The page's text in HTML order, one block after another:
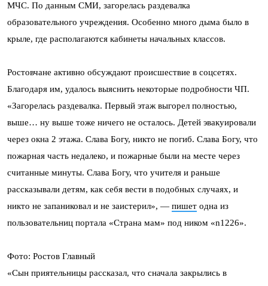
МЧС. По данным СМИ, загорелась раздевалка
образовательного учреждения. Особенно много дыма было в
крыле, где располагаются кабинеты начальных классов.
Ростовчане активно обсуждают происшествие в соцсетях.
Благодаря им, удалось выяснить некоторые подробности ЧП.
«Загорелась раздевалка. Первый этаж выгорел полностью,
выше… ну выше тоже ничего не осталось. Детей эвакуировали
через окна 2 этажа. Слава Богу, никто не погиб. Слава Богу, что
пожарная часть недалеко, и пожарные были на месте через
считанные минуты. Слава Богу, что учителя и раньше
рассказывали детям, как себя вести в подобных случаях, и
никто не запаниковал и не заистерил», — пишет одна из
пользовательниц портала «Страна мам» под ником «n1226».
Фото: Ростов Главный
«Сын приятельницы рассказал, что сначала закрылись в